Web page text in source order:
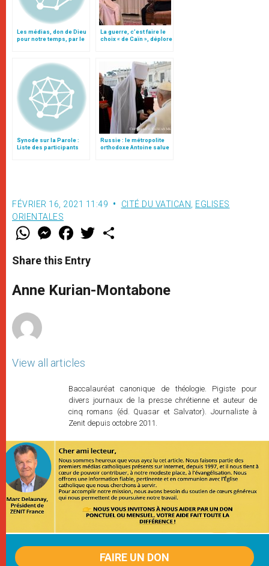
Les médias, don de Dieu
pour notre temps, par le
La guerre, c’est faire le
choix « de Caïn », déplore
Synode sur la Parole :
Liste des participants
Russie : le métropolite
orthodoxe Antoine salue
FÉVRIER 16, 2021 11:49 CITÉ DU VATICAN
EGLISES
ORIENTALES
W
t
s
p
p
M
e
s
e
g
e
F
a
e
b
o
k
w
r
Share this Entry
Anne Kurian-Montabone
View all articles
Baccalauréat canonique de théologie. Pigiste pour
divers journaux de la presse chrétienne et auteur de
cinq romans (éd. Quasar et Salvator). Journaliste à
Zenit depuis octobre 2011.
FAIRE UN DON